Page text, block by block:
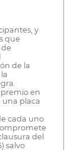
y
que
de la
en
una placa
cada uno
del
salvo